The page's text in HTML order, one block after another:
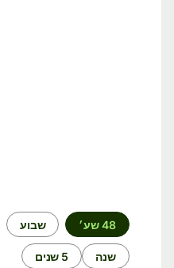
תקופת
זמן
48 שע׳ שבוע
שנה 5 שנים